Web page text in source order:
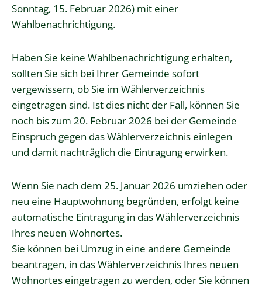
Sonntag, 15. Februar 2026) mit einer
Wahlbenachrichtigung.
Haben Sie keine Wahlbenachrichtigung erhalten,
sollten Sie sich bei Ihrer Gemeinde sofort
vergewissern, ob Sie im Wählerverzeichnis
eingetragen sind. Ist dies nicht der Fall, können Sie
noch bis zum 20. Februar 2026 bei der Gemeinde
Einspruch gegen das Wählerverzeichnis einlegen
und damit nachträglich die Eintragung erwirken.
Wenn Sie nach dem 25. Januar 2026 umziehen oder
neu eine Hauptwohnung begründen, erfolgt keine
automatische Eintragung in das Wählerverzeichnis
Ihres neuen Wohnortes.
Sie können bei Umzug in eine andere Gemeinde
beantragen, in das Wählerverzeichnis Ihres neuen
Wohnortes eingetragen zu werden, oder Sie können